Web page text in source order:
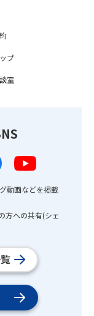
プ
室
動画などを掲載
方への共有(シェ